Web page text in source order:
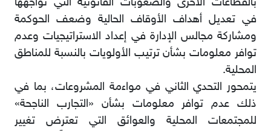
بالقطاعات الأخرى والصعوبات القانونية التي تواجهها
في تعديل أهداف الأوقاف الحالية وضعف الحوكمة
ومشاركة مجالس الإدارة في إعداد الاستراتيجيات وعدم
توافر معلومات بشأن ترتيب الأولويات بالنسبة للمناطق
المحلية.
يتمحور التحدي الثاني في مواءمة المشروعات، بما في
ذلك عدم توافر معلومات بشأن «التجارب الناجحة»
للمجتمعات المحلية والعوائق التي تعترض تغيير